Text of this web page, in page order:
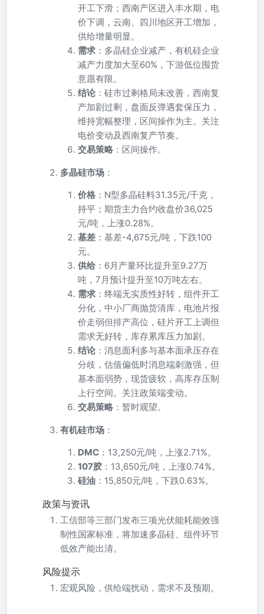
开工下滑；西南产区进入丰水期，电
价下调，云南、四川地区开工增加，
供给增量明显。
需求 ：多晶硅企业减产，有机硅企业
减产力度加大至60%，下游低位囤货
意愿有限。
结论：硅市过剩格局未改善，西南复
产加剧过剩，盘面反弹遇套保压力，
维持宽幅整理，区间操作为主。关注
电价变动及西南复产节奏。
交易策略 ：区间操作。
多晶硅市场 ：
价格 ：N型多晶硅料31.35元/千克，
持平；期货主力合约收盘价36,025
元/吨，上涨0.28%。
基差 ：基差-4,675元/吨，下跌100
元。
供给 ：6月产量环比提升至9.27万
吨，7月预计提升至10万吨左右。
需求 ：终端无实质性好转，组件开工
分化，中小厂商抛货清库，电池片报
价走弱但排产高位，硅片开工上调但
需求无好转，库存累库压力加剧。
结论：消息面利多与基本面承压存在
分歧，估值偏低时消息端刺激强，但
基本面弱势，现货疲软，高库存压制
上行空间。关注政策端变动。
交易策略 ：暂时观望。
有机硅市场 ：
DMC ：13,250元/吨，上涨2.71%。
107胶 ：13,650元/吨，上涨0.74%。
硅油 ：15,850元/吨，下跌0.63%。
政策与资讯
工信部等三部门发布三项光伏能耗能效强
制性国家标准，将加速多晶硅、组件环节
低效产能出清。
风险提示
宏观风险，供给端扰动，需求不及预期。